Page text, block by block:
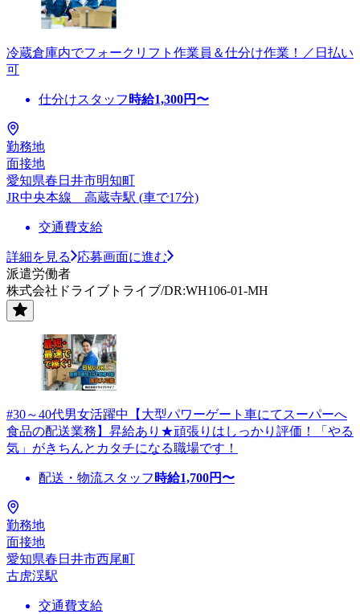
冷蔵倉庫内でフォークリフト作業員＆仕分け作業！／日払い
可
仕分けスタッフ 時給1,300円〜
勤務地
面接地
愛知県春日井市明知町
JR中央本線 高蔵寺駅 (車で17分)
交通費支給
詳細を見る
応募画面に進む
派遣労働者
株式会社ドライブトライブ/DR:WH106-01-MH
#30～40代男女活躍中【大型パワーゲート車にてスーパーへ
食品の配送業務】昇給あり★頑張りはしっかり評価！「やる
気」がきちんとカタチになる職場です！
配送・物流スタッフ 時給1,700円〜
勤務地
面接地
愛知県春日井市西尾町
古虎渓駅
交通費支給